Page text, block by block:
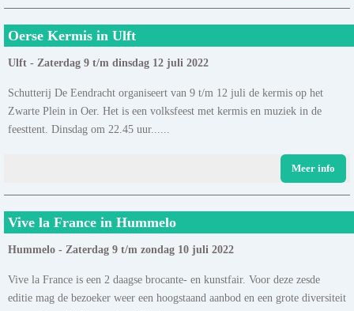
Oerse Kermis in Ulft
Ulft - Zaterdag 9 t/m dinsdag 12 juli 2022
Schutterij De Eendracht organiseert van 9 t/m 12 juli de kermis op het
Zwarte Plein in Oer. Het is een volksfeest met kermis en muziek in de
feesttent. Dinsdag om 22.45 uur......
Meer info
Vive la France in Hummelo
Hummelo - Zaterdag 9 t/m zondag 10 juli 2022
Vive la France is een 2 daagse brocante- en kunstfair. Voor deze zesde
editie mag de bezoeker weer een hoogstaand aanbod en een grote diversiteit